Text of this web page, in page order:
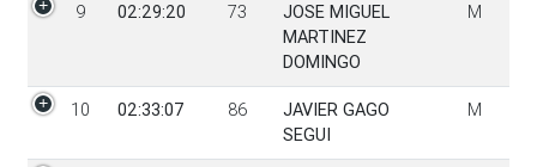
9 02:29:20 73
JOSE MIGUEL
MARTINEZ
DOMINGO
M
10 02:33:07 86
JAVIER GAGO
SEGUI
M